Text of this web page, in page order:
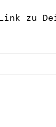
zu